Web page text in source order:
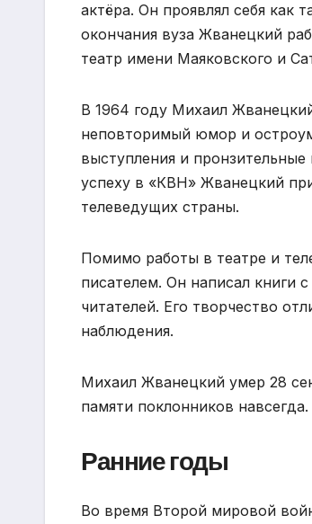
актёра. Он проявлял себя как
окончания вуза Жванецкий
театр имени Маяковского и
В 1964 году Михаил
неповторимый юмор и
выступления и
успеху в «КВН» Жванецкий
телеведущих страны.
Помимо работы в театре и
писателем. Он написал книги
читателей. Его творчество
наблюдения.
Михаил Жванецкий умер 28
памяти поклонников навсегда.
Ранние годы
Во время Второй мировой